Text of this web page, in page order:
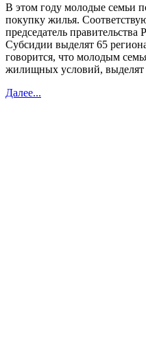
В этом году молодые семьи
покупку жилья.
председатель
Субсидии выделят 65
говорится, что молодым
жилищных условий,
Далее...